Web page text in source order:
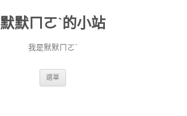
默默ㄇㄛˋ的小站
我是默默ㄇㄛˋ
選單